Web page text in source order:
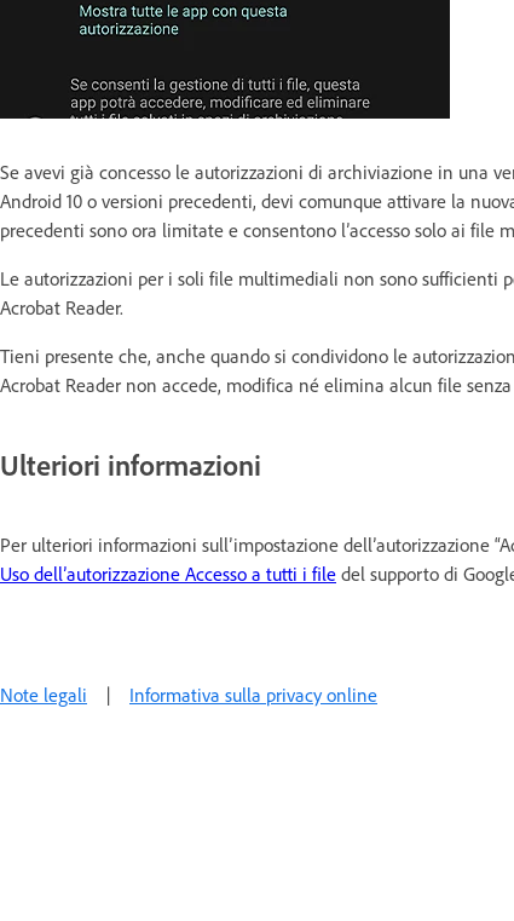
Se avevi già concesso le autorizzazioni di archiviazione in una
Android 10 o versioni precedenti, devi comunque attivare la
precedenti sono ora limitate e consentono l’accesso solo ai file
Le autorizzazioni per i soli file multimediali non sono sufficienti
Acrobat Reader.
Tieni presente che, anche quando si condividono le
Acrobat Reader non accede, modifica né elimina alcun file
Ulteriori informazioni
Per ulteriori informazioni sull’impostazione dell’autorizzazione
Uso dell’autorizzazione Accesso a tutti i file del supporto di
Note legali | Informativa sulla privacy online